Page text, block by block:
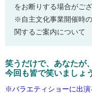
をお断りする場合がご
※自主文化事業開催時
関するご案内について
笑うだけで、あなたが
今回も皆で笑いましょ
※バラエティショーに出